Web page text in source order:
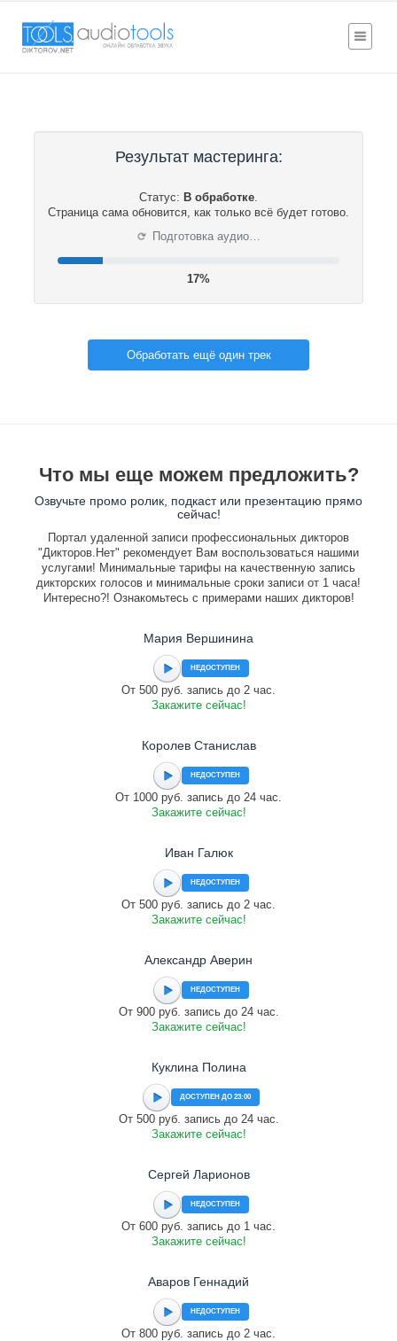
Результат мастеринга:
Статус: В обработке.
Страница сама обновится, как только всё будет готово.
⟳ Подготовка аудио…
17%
Обработать ещё один трек
Что мы еще можем предложить?
Озвучьте промо ролик, подкаст или презентацию прямо
сейчас!
Портал удаленной записи профессиональных дикторов
"Дикторов.Нет" рекомендует Вам воспользоваться нашими
услугами! Минимальные тарифы на качественную запись
дикторских голосов и минимальные сроки записи от 1 часа!
Интересно?! Ознакомьтесь с примерами наших дикторов!
Мария Вершинина
НЕДОСТУПЕН
От 500 руб. запись до 2 час.
Закажите сейчас!
Королев Станислав
НЕДОСТУПЕН
От 1000 руб. запись до 24 час.
Закажите сейчас!
Иван Галюк
НЕДОСТУПЕН
От 500 руб. запись до 2 час.
Закажите сейчас!
Александр Аверин
НЕДОСТУПЕН
От 900 руб. запись до 24 час.
Закажите сейчас!
Куклина Полина
ДОСТУПЕН ДО 23:00
От 500 руб. запись до 24 час.
Закажите сейчас!
Сергей Ларионов
НЕДОСТУПЕН
От 600 руб. запись до 1 час.
Закажите сейчас!
Аваров Геннадий
НЕДОСТУПЕН
От 800 руб. запись до 2 час.